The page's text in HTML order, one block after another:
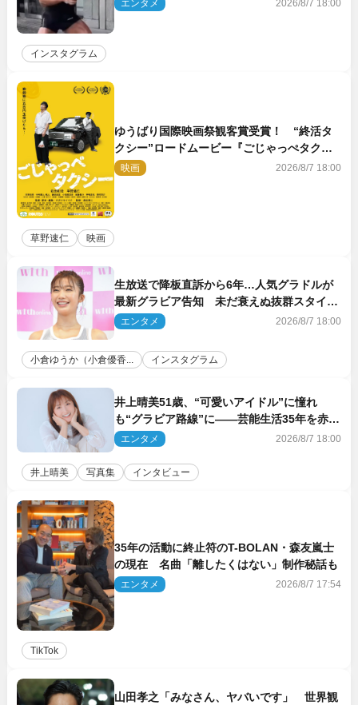
エンタメ 2026/8/7 18:00
インスタグラム
ゆうばり国際映画祭観客賞受賞！ “終活タ
クシー”ロードムービー『ごじゃっぺタクシ
ー』10月公開＆予告解禁
映画 2026/8/7 18:00
草野速仁 映画
生放送で降板直訴から6年…人気グラドルが
最新グラビア告知 未だ衰えぬ抜群スタイル
に反響
エンタメ 2026/8/7 18:00
小倉ゆうか（小倉優香... インスタグラム
井上晴美51歳、“可愛いアイドル”に憧れ
も“グラビア路線”に――芸能生活35年を赤
裸々に語る 27年ぶりに写真集発売
エンタメ 2026/8/7 18:00
井上晴美 写真集 インタビュー
35年の活動に終止符のT-BOLAN・森友嵐士
の現在 名曲「離したくはない」制作秘話も
エンタメ 2026/8/7 17:54
TikTok
山田孝之「みなさん、ヤバいです」 世界観